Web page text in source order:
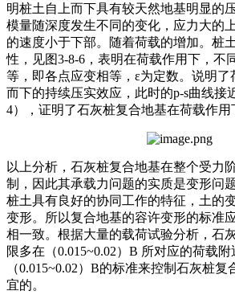
明桩土自上而下具有较天然地基明显的
模量随深度发生不同的变化，应力大的
的速度小于下部。随着荷载的增加。桩
性，见图3-8-6，表明在荷载作用下，不
等，即各点应变相等，ε为定数。说明了
而下的持续压实效应，此时的p-s曲线接
4），证明了石灰桩复合地基在荷载作用
以上分析，石灰桩复合地基在整个受力
制，因此其承载力问题的实质是变形问
桩土具有良好的协同工作的特征，土的
变形。所以复合地基的容许变形的标准
相一致。根据大量的载荷试验分析，石
限多在（0.015~0.02）B 所对应的荷载
（0.015~0.02）B的标准来控制石灰桩
宜的。